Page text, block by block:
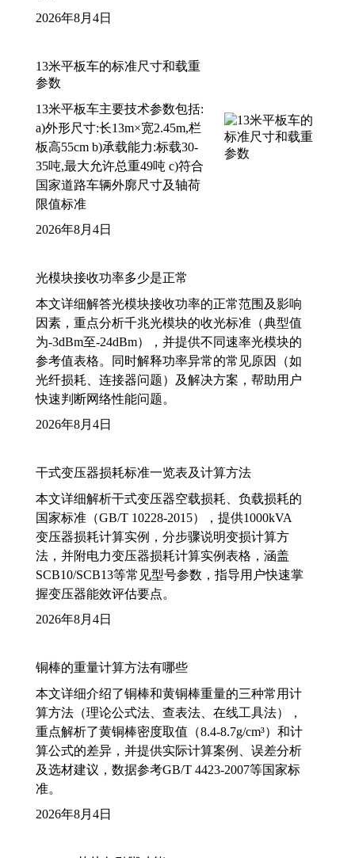
2026年8月4日
13米平板车的标准尺寸和载重
参数
13米平板车主要技术参数包括:
a)外形尺寸:长13m×宽2.45m,栏
板高55cm b)承载能力:标载30-
35吨,最大允许总重49吨 c)符合
国家道路车辆外廓尺寸及轴荷
限值标准
2026年8月4日
光模块接收功率多少是正常
本文详细解答光模块接收功率的正常范围及影响
因素，重点分析千兆光模块的收光标准（典型值
为-3dBm至-24dBm），并提供不同速率光模块的
参考值表格。同时解释功率异常的常见原因（如
光纤损耗、连接器问题）及解决方案，帮助用户
快速判断网络性能问题。
2026年8月4日
干式变压器损耗标准一览表及计算方法
本文详细解析干式变压器空载损耗、负载损耗的
国家标准（GB/T 10228-2015），提供1000kVA
变压器损耗计算实例，分步骤说明变损计算方
法，并附电力变压器损耗计算实例表格，涵盖
SCB10/SCB13等常见型号参数，指导用户快速掌
握变压器能效评估要点。
2026年8月4日
铜棒的重量计算方法有哪些
本文详细介绍了铜棒和黄铜棒重量的三种常用计
算方法（理论公式法、查表法、在线工具法），
重点解析了黄铜棒密度取值（8.4-8.7g/cm³）和计
算公式的差异，并提供实际计算案例、误差分析
及选材建议，数据参考GB/T 4423-2007等国家标
准。
2026年8月4日